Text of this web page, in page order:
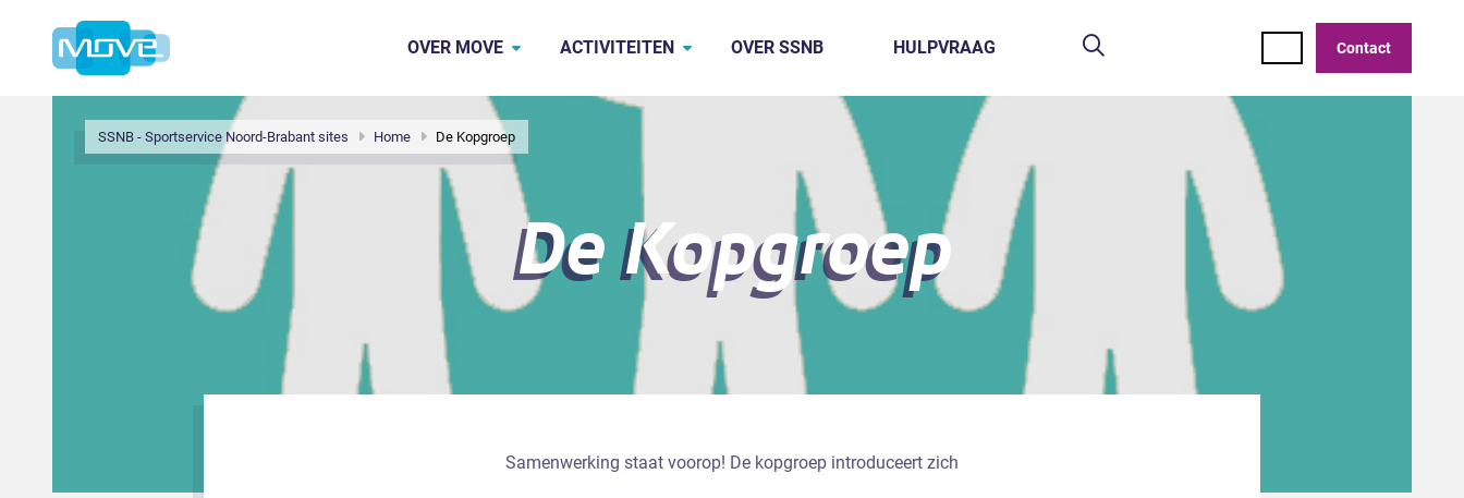
OVER MOVE ACTIVITEITEN OVER SSNB HULPVRAAG Contact
SSNB - Sportservice Noord-Brabant sites Home De Kopgroep
De Kopgroep
Samenwerking staat voorop! De kopgroep introduceert zich